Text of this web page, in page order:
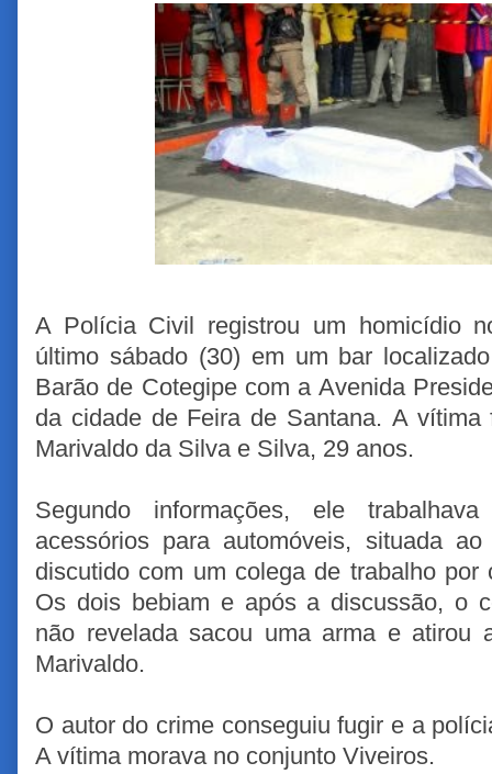
A Polícia Civil registrou um homicídio
último sábado (30) em um bar
Barão de Cotegipe com a Avenida
da cidade de Feira de Santana. A vítima
Marivaldo da Silva e Silva, 29 anos.
Segundo informações, ele
acessórios para automóveis, situada
discutido com um colega de trabalho por
Os dois bebiam e após a discussão, o
não revelada sacou uma arma e atirou
Marivaldo.
O autor do crime conseguiu fugir e a
A vítima morava no conjunto Viveiros.